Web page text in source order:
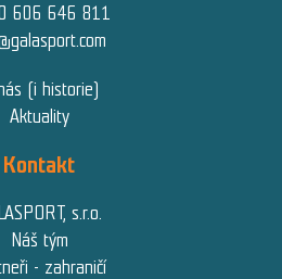
606 646 811
(i historie)
Aktuality
Kontakt
s.r.o.
Náš tým
- zahraničí